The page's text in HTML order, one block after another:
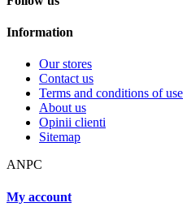
Information
Our stores
Contact us
Terms and conditions of use
About us
Opinii clienti
Sitemap
ANPC
My account